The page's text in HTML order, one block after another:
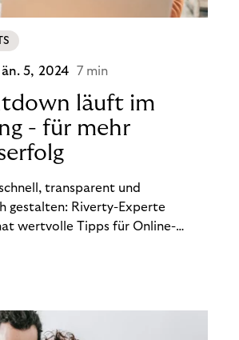
Jän. 5, 2024 7 min
läuft im
- für mehr
transparent und
gestalten: Riverty-Experte
wertvolle Tipps für Online-